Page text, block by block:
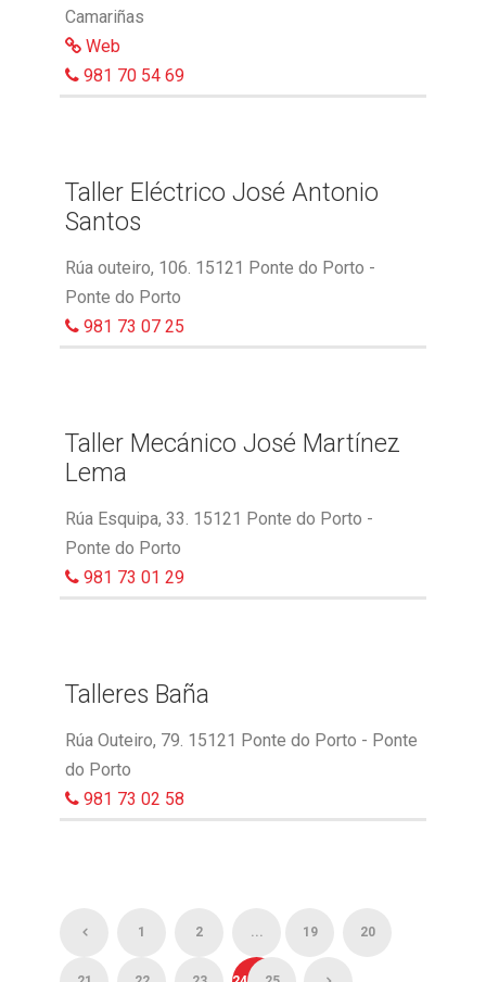
Camariñas
Web
981 70 54 69
Taller Eléctrico José Antonio
Santos
Rúa outeiro, 106. 15121 Ponte do Porto -
Ponte do Porto
981 73 07 25
Taller Mecánico José Martínez
Lema
Rúa Esquipa, 33. 15121 Ponte do Porto -
Ponte do Porto
981 73 01 29
Talleres Baña
Rúa Outeiro, 79. 15121 Ponte do Porto - Ponte
do Porto
981 73 02 58
1 2 ... 19 20